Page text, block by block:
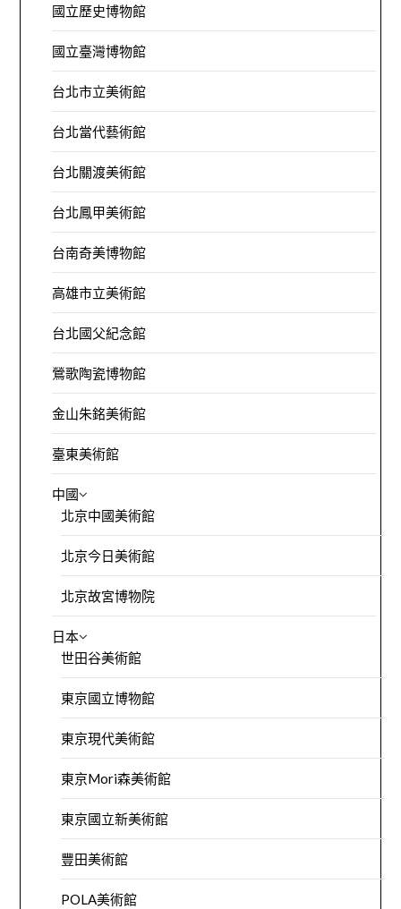
國立歷史博物館
國立臺灣博物館
台北市立美術館
台北當代藝術館
台北關渡美術館
台北鳳甲美術館
台南奇美博物館
高雄市立美術館
台北國父紀念館
鶯歌陶瓷博物館
金山朱銘美術館
臺東美術館
中國
北京中國美術館
北京今日美術館
北京故宮博物院
日本
世田谷美術館
東京國立博物館
東京現代美術館
東京Mori森美術館
東京國立新美術館
豐田美術館
POLA美術館